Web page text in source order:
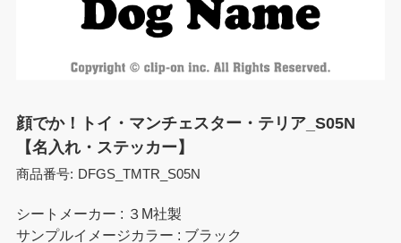
顔でか！トイ・マンチェスター・テリア_S05N
【名入れ・ステッカー】
商品番号: DFGS_TMTR_S05N
シートメーカー : ３M社製
サンプルイメージカラー : ブラック